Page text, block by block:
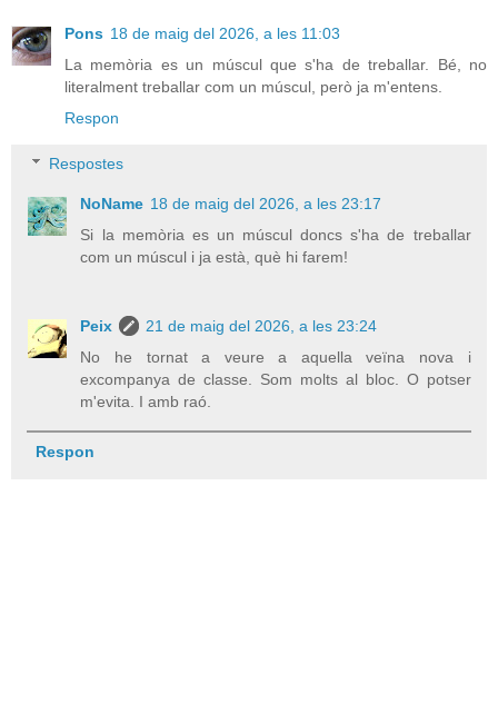
Pons 18 de maig del 2026, a les 11:03
La memòria es un múscul que s'ha de treballar. Bé, no
literalment treballar com un múscul, però ja m'entens.
Respon
Respostes
NoName 18 de maig del 2026, a les 23:17
Si la memòria es un múscul doncs s'ha de treballar
com un múscul i ja està, què hi farem!
Peix
21 de maig del 2026, a les 23:24
No he tornat a veure a aquella veïna nova i
excompanya de classe. Som molts al bloc. O potser
m'evita. I amb raó.
Respon